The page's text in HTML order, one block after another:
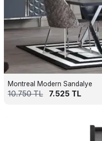
Montreal Modern Sandalye
10.750TL 7.525 TL